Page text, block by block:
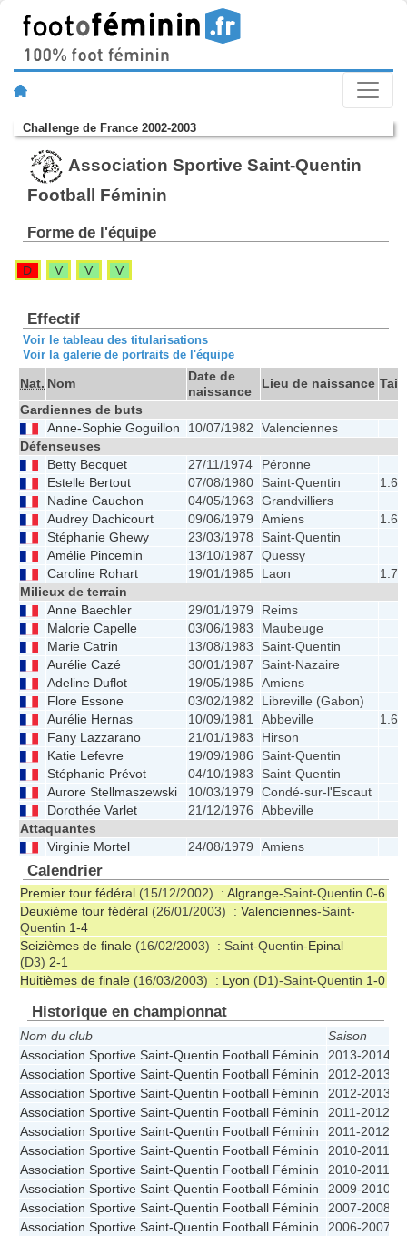
Challenge de France 2002-2003
Association Sportive Saint-Quentin
Football Féminin
Forme de l'équipe
D V V V
Effectif
Voir le tableau des titularisations
Voir la galerie de portraits de l'équipe
Nat. Nom
Date de
naissance
Lieu de naissance
Gardiennes de buts
Anne-Sophie Goguillon
10/07/1982
Valenciennes
Défenseuses
Betty Becquet
27/11/1974
Péronne
Estelle Bertout
07/08/1980 Saint-Quentin
1.62
Nadine Cauchon
04/05/1963
Grandvilliers
Audrey Dachicourt
09/06/1979 Amiens
1.65
Stéphanie Ghewy
23/03/1978
Saint-Quentin
Amélie Pincemin
13/10/1987
Quessy
Caroline Rohart
19/01/1985 Laon
1.74
Milieux de terrain
Anne Baechler
29/01/1979
Reims
Malorie Capelle
03/06/1983
Maubeuge
Marie Catrin
13/08/1983
Saint-Quentin
Aurélie Cazé
30/01/1987
Saint-Nazaire
Adeline Duflot
19/05/1985 Amiens
Flore Essone
03/02/1982
Libreville (Gabon)
Aurélie Hernas
10/09/1981 Abbeville
1.69
Fany Lazzarano
21/01/1983
Hirson
Katie Lefevre
19/09/1986
Saint-Quentin
Stéphanie Prévot
04/10/1983
Saint-Quentin
Aurore Stellmaszewski
10/03/1979
Condé-sur-l'Escaut
Dorothée Varlet
21/12/1976
Abbeville
Attaquantes
Virginie Mortel
24/08/1979 Amiens
Calendrier
Premier tour fédéral (15/12/2002) : Algrange-Saint-Quentin 0-6
Deuxième tour fédéral (26/01/2003) : Valenciennes-Saint-
Quentin 1-4
Seizièmes de finale (16/02/2003) : Saint-Quentin-Epinal
(D3) 2-1
Huitièmes de finale (16/03/2003) : Lyon (D1)-Saint-Quentin 1-0
Historique en championnat
Nom du club Saison
Association Sportive Saint-Quentin Football Féminin
2013-2014
Association Sportive Saint-Quentin Football Féminin
2012-2013
Association Sportive Saint-Quentin Football Féminin
2012-2013
Association Sportive Saint-Quentin Football Féminin
2011-2012
Association Sportive Saint-Quentin Football Féminin
2011-2012
Association Sportive Saint-Quentin Football Féminin
2010-2011
Association Sportive Saint-Quentin Football Féminin
2010-2011
Association Sportive Saint-Quentin Football Féminin
2009-2010
Association Sportive Saint-Quentin Football Féminin
2007-2008
Association Sportive Saint-Quentin Football Féminin
2006-2007